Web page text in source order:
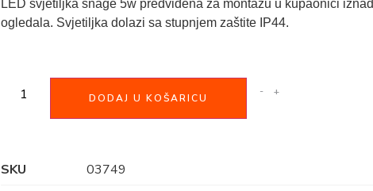
LED svjetiljka snage 5w predviđena za montažu u kupaonici iznad
ogledala. Svjetiljka dolazi sa stupnjem zaštite IP44.
- +
DODAJ U KOŠARICU
SKU
03749